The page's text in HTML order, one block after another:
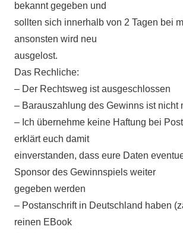
bekannt gegeben und
sollten sich innerhalb von 2 Tagen bei
ansonsten wird neu
ausgelost.
Das Rechliche:
– Der Rechtsweg ist ausgeschlossen
– Barauszahlung des Gewinns ist nicht
– Ich übernehme keine Haftung bei
erklärt euch damit
einverstanden, dass eure Daten
Sponsor des Gewinnspiels weiter
gegeben werden
– Postanschrift in Deutschland haben
reinen EBook